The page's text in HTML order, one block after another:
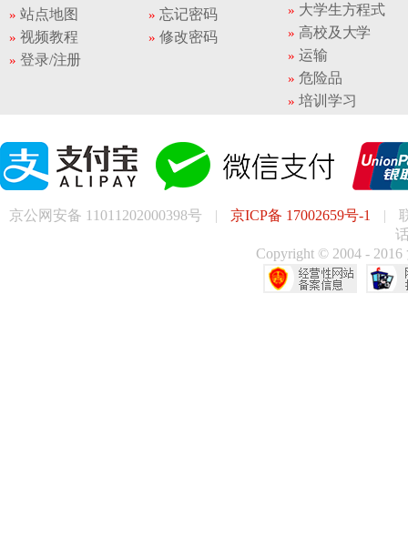
站点地图
视频教程
登录/注册
忘记密码
修改密码
大学生方程式
高校及大学
运输
危险品
培训学习
京公网安备 11011202000398号 | 京ICP备 17002659号-1 |
Copyright © 2004 -